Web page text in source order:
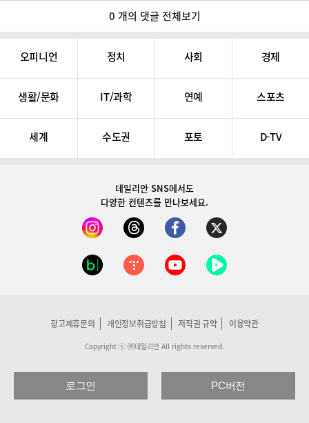
0 개의 댓글 전체보기
오피니언 정치 사회 경제
생활/문화 IT/과학 연예 스포츠
세계 수도권 포토 D-TV
데일리안 SNS에서도
다양한 컨텐츠를 만나보세요.
광고제휴문의 개인정보취급방침 저작권 규약 이용약관
Copyright ⓒ ㈜데일리안 All rights reserved.
로그인 PC버전